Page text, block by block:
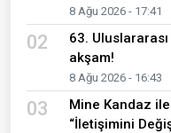
8 Ağu 2026 - 17:41
02
63.
akşam!
8 Ağu 2026 - 16:43
03
Mine Kandaz ile
“İletişimini